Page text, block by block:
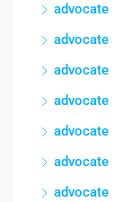
advocate
advocate
advocate
advocate
advocate
advocate
advocate